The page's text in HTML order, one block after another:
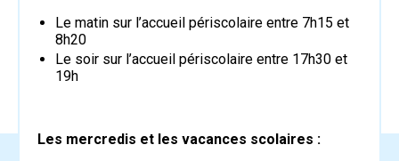
Le matin sur l’accueil périscolaire entre 7h15 et
8h20
Le soir sur l’accueil périscolaire entre 17h30 et
19h
Les mercredis et les vacances scolaires :